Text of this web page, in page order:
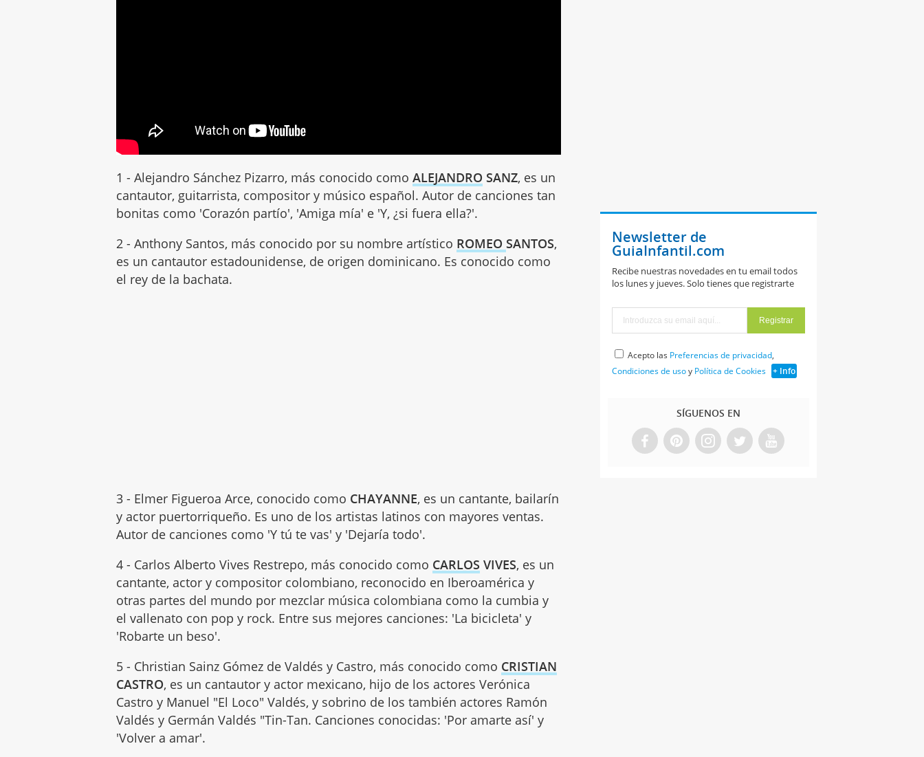
1 - Alejandro Sánchez Pizarro, más conocido comoALEJANDRO SANZ, es un
cantautor, guitarrista, compositor y músico español. Autor de canciones tan
bonitas como 'Corazón partío', 'Amiga mía' e 'Y, ¿si fuera ella?'.
2 - Anthony Santos, más conocido por su nombre artístico ROMEOSANTOS,
es un cantautor estadounidense, de origen dominicano. Es conocido como
el rey de la bachata.
3 - Elmer Figueroa Arce, conocido como CHAYANNE, es un cantante, bailarín
y actor puertorriqueño. Es uno de los artistas latinos con mayores ventas.
Autor de canciones como 'Y tú te vas' y 'Dejaría todo'.
4 - Carlos Alberto Vives Restrepo, más conocido como CARLOS VIVES, es un
cantante, actor y compositor colombiano, reconocido en Iberoamérica y
otras partes del mundo por mezclar música colombiana como la cumbia y
el vallenato con pop y rock. Entre sus mejores canciones: 'La bicicleta' y
'Robarte un beso'.
5 - Christian Sainz Gómez de Valdés y Castro, más conocido como CRISTIAN
CASTRO, es un cantautor y actor mexicano, hijo de los actores Verónica
Castro y Manuel "El Loco" Valdés, y sobrino de los también actores Ramón
Valdés y Germán Valdés "Tin-Tan. Canciones conocidas: 'Por amarte así' y
'Volver a amar'.
Newsletter de
GuiaInfantil.com
Recibe nuestras novedades en tu email todos
los lunes y jueves. Solo tienes que registrarte
Acepto las Preferencias de privacidad,
Condiciones de usoy Política de Cookies + Info
SÍGUENOS EN